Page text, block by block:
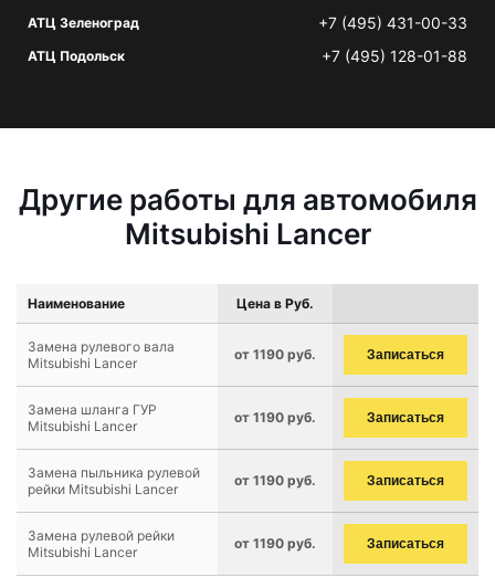
АТЦ Зеленоград +7 (495) 431-00-33
АТЦ Подольск +7 (495) 128-01-88
Другие работы для автомобиля
Mitsubishi Lancer
Наименование Цена в Руб.
Замена рулевого вала
Mitsubishi Lancer
от 1190 руб. Записаться
Замена шланга ГУР
Mitsubishi Lancer
от 1190 руб. Записаться
Замена пыльника рулевой
рейки Mitsubishi Lancer
от 1190 руб. Записаться
Замена рулевой рейки
Mitsubishi Lancer
от 1190 руб. Записаться